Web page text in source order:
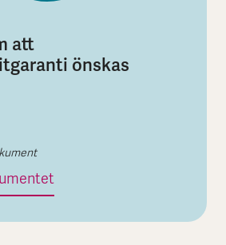
att
önskas
Anmälan om att